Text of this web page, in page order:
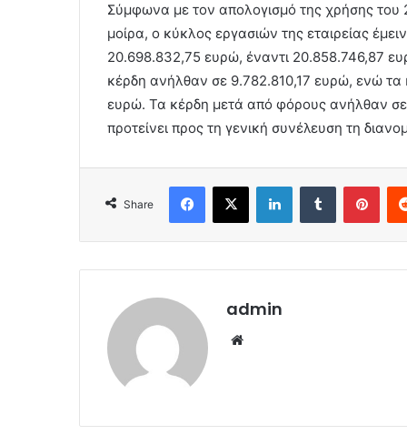
Σύμφωνα με τον απολογισμό της χρήσης
μοίρα, ο κύκλος εργασιών της εταιρείας
20.698.832,75 ευρώ, έναντι 20.858.746,87
κέρδη ανήλθαν σε 9.782.810,17 ευρώ, ενώ
ευρώ. Τα κέρδη μετά από φόρους ανήλθαν σε
προτείνει προς τη γενική συνέλευση τη
Share
Facebook
X LinkedInTumblr
admin